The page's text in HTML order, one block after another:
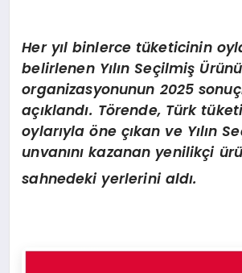
Her yıl binlerce tüketicinin
belirlenen Yılın Seçilmiş Ürünü
organizasyonunun 2025
açıklandı. Törende, Türk
oylarıyla öne çıkan ve Yılın
unvanını kazanan yenilikçi
sahnedeki yerlerini aldı.